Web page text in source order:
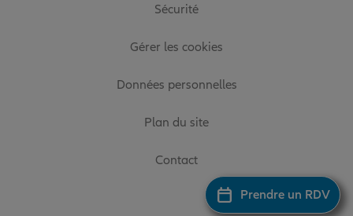
Prendre un RDV
Sécurité
Gérer les cookies
Données personnelles
Plan du site
Contact